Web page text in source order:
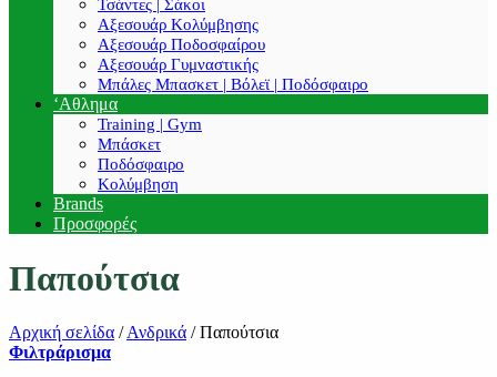
Τσάντες | Σάκοι
Αξεσουάρ Κολύμβησης
Αξεσουάρ Ποδοσφαίρου
Αξεσουάρ Γυμναστικής
Μπάλες Μπασκετ | Βόλεϊ | Ποδόσφαιρο
‘Αθλημα
Training | Gym
Μπάσκετ
Ποδόσφαιρο
Κολύμβηση
Brands
Προσφορές
Παπούτσια
Αρχική σελίδα / Ανδρικά /Παπούτσια
Φιλτράρισμα